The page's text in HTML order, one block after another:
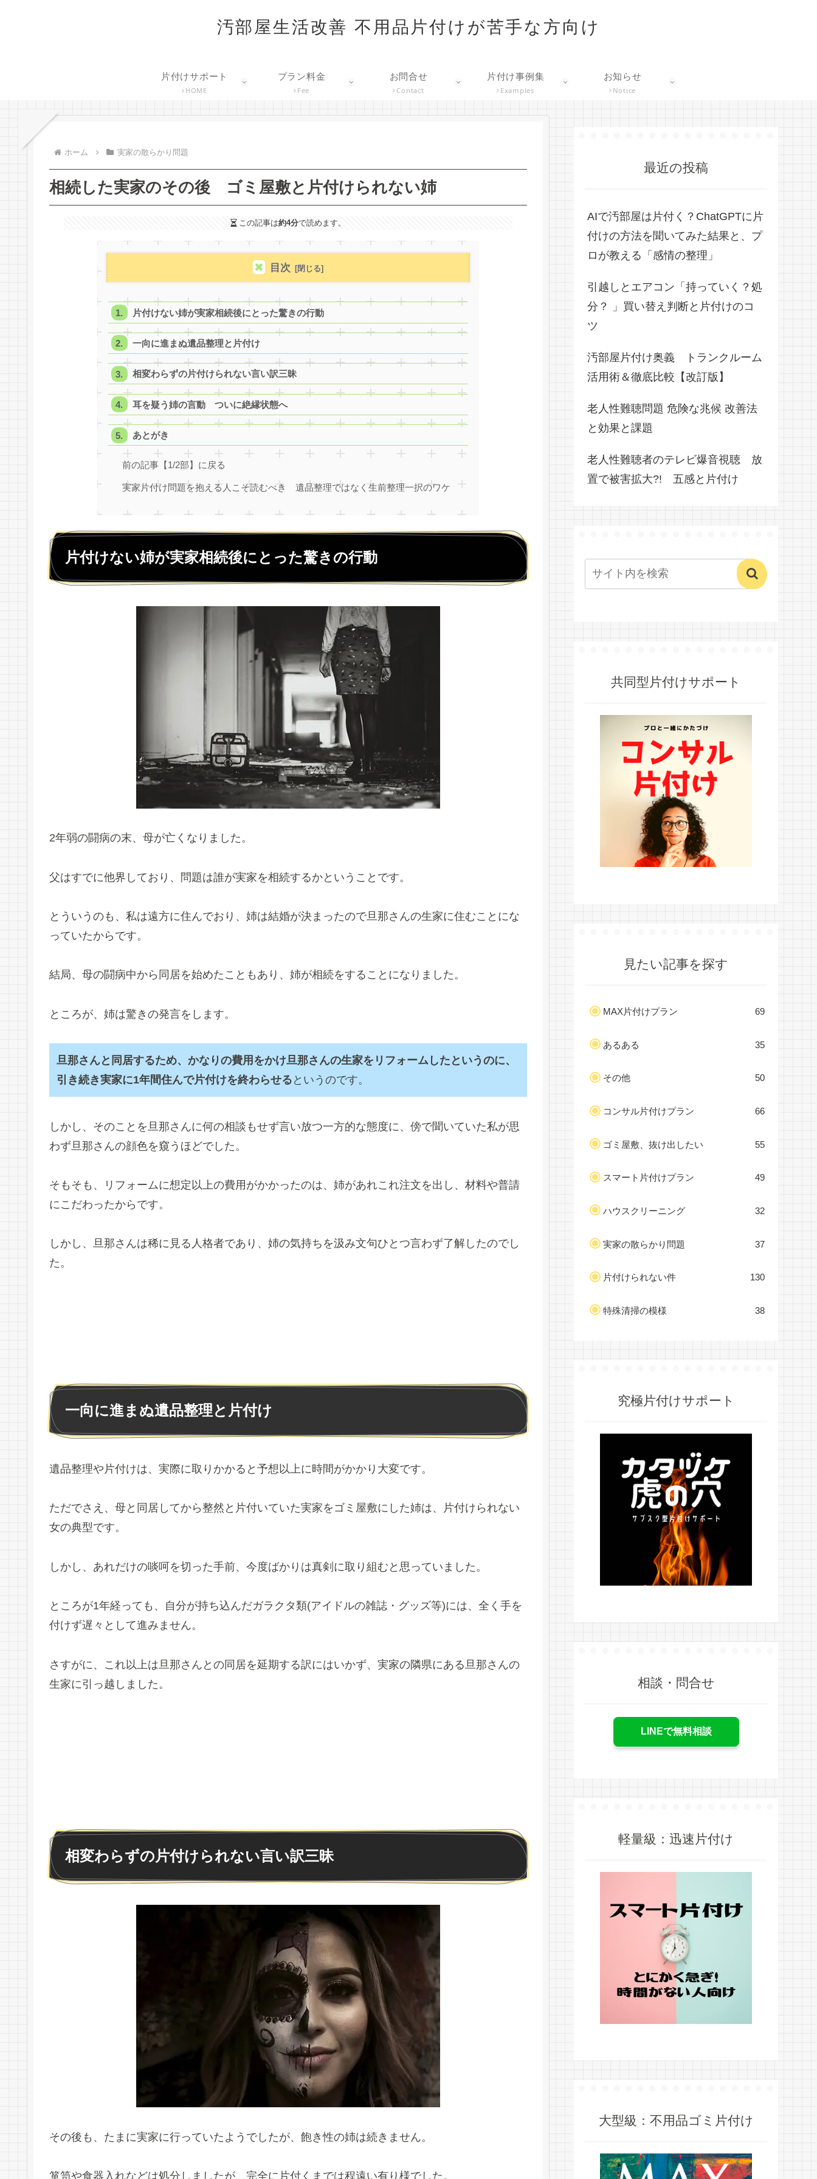
汚部屋生活改善 不用品片付けが苦手な方向け
片付けサポート
HOME
プラン料金
Fee
お問合せ
Contact
片付け事例集
Examples
お知らせ
Notice
ホーム 実家の散らかり問題
相続した実家のその後 ゴミ屋敷と片付けられない姉
この記事は約4分で読めます。
目次
片付けない姉が実家相続後にとった驚きの行動
一向に進まぬ遺品整理と片付け
相変わらずの片付けられない言い訳三昧
耳を疑う姉の言動 ついに絶縁状態へ
あとがき
前の記事【1/2部】に戻る
実家片付け問題を抱える人こそ読むべき 遺品整理ではなく生前整理一択のワケ
片付けない姉が実家相続後にとった驚きの行動
2年弱の闘病の末、母が亡くなりました。
父はすでに他界しており、問題は誰が実家を相続するかということです。
とういうのも、私は遠方に住んでおり、姉は結婚が決まったので旦那さんの生家に住むことにな
っていたからです。
結局、母の闘病中から同居を始めたこともあり、姉が相続をすることになりました。
ところが、姉は驚きの発言をします。
旦那さんと同居するため、かなりの費用をかけ旦那さんの生家をリフォームしたというのに、
引き続き実家に1年間住んで片付けを終わらせる というのです。
しかし、そのことを旦那さんに何の相談もせず言い放つ一方的な態度に、傍で聞いていた私が思
わず旦那さんの顔色を窺うほどでした。
そもそも、リフォームに想定以上の費用がかかったのは、姉があれこれ注文を出し、材料や普請
にこだわったからです。
しかし、旦那さんは稀に見る人格者であり、姉の気持ちを汲み文句ひとつ言わず了解したのでし
た。
一向に進まぬ遺品整理と片付け
遺品整理や片付けは、実際に取りかかると予想以上に時間がかかり大変です。
ただでさえ、母と同居してから整然と片付いていた実家をゴミ屋敷にした姉は、片付けられない
女の典型です。
しかし、あれだけの啖呵を切った手前、今度ばかりは真剣に取り組むと思っていました。
ところが1年経っても、自分が持ち込んだガラクタ類(アイドルの雑誌・グッズ等)には、全く手を
付けず遅々として進みません。
さすがに、これ以上は旦那さんとの同居を延期する訳にはいかず、実家の隣県にある旦那さんの
生家に引っ越しました。
相変わらずの片付けられない言い訳三昧
その後も、たまに実家に行っていたようでしたが、飽き性の姉は続きません。
箪笥や食器入れなどは処分しましたが、完全に片付くまでは程遠い有り様でした。
最近の投稿
AIで汚部屋は片付く？ChatGPTに片
付けの方法を聞いてみた結果と、プ
ロが教える「感情の整理」
引越しとエアコン「持っていく？処
分？ 」買い替え判断と片付けのコ
ツ
汚部屋片付け奥義 トランクルーム
活用術＆徹底比較【改訂版】
老人性難聴問題 危険な兆候 改善法
と効果と課題
老人性難聴者のテレビ爆音視聴 放
置で被害拡大?! 五感と片付け
共同型片付けサポート
見たい記事を探す
MAX片付けプラン 69
あるある 35
その他 50
コンサル片付けプラン 66
ゴミ屋敷、抜け出したい 55
スマート片付けプラン 49
ハウスクリーニング 32
実家の散らかり問題 37
片付けられない件 130
特殊清掃の模様 38
究極片付けサポート
相談・問合せ
LINEで無料相談
軽量級：迅速片付け
大型級：不用品ゴミ片付け